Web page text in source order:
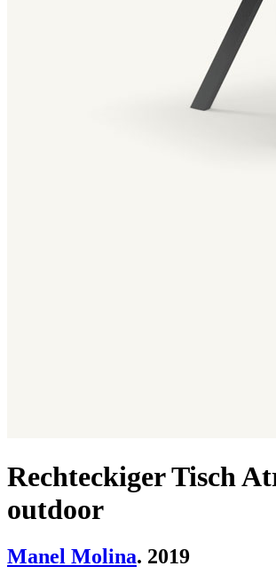
Rechteckiger Tisch
outdoor
Manel Molina. 2019